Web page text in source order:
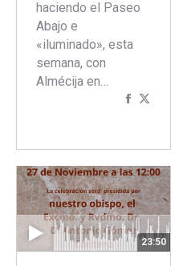
haciendo el Paseo
Abajo e
«iluminado», esta
semana, con
Almécija en…
Compartir
23:50